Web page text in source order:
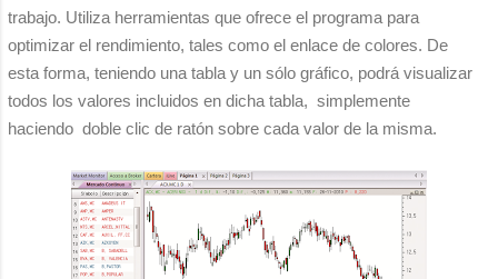
trabajo. Utiliza herramientas que ofrece el programa para
optimizar el rendimiento, tales como el enlace de colores. De
esta forma, teniendo una tabla y un sólo gráfico, podrá visualizar
todos los valores incluidos en dicha tabla, simplemente
haciendo doble clic de ratón sobre cada valor de la misma.